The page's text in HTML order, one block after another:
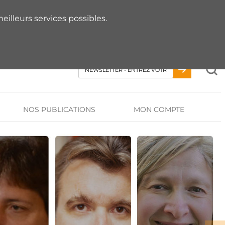
AVEC UN EXPERT
NOS PUBLICATIONS MON COMPTE
services possibles.